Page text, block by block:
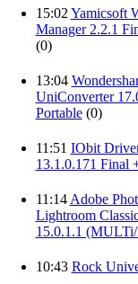
15:02 Yamicsoft
Manager 2.2.1
(0)
13:04
UniConverter
Portable (0)
11:51 IObit
13.1.0.171 Final
11:14 Adobe
Lightroom
15.0.1.1
10:43 Rock